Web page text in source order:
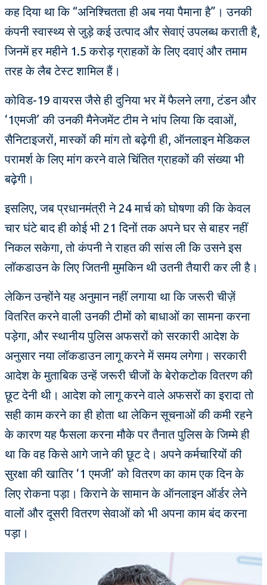
कह दिया था कि “अनिश्चितता ही अब नया पैमाना है”। उनकी
कंपनी स्वास्थ्य से जुड़े कई उत्पाद और सेवाएं उपलब्ध कराती है,
जिनमें हर महीने 1.5 करोड़ ग्राहकों के लिए दवाएं और तमाम
तरह के लैब टेस्ट शामिल हैं।
कोविड-19 वायरस जैसे ही दुनिया भर में फैलने लगा, टंडन और
‘1एमजी’ की उनकी मैनेजमेंट टीम ने भांप लिया कि दवाओं,
सैनिटाइजरों, मास्कों की मांग तो बढ़ेगी ही, ऑनलाइन मेडिकल
परामर्श के लिए मांग करने वाले चिंतित ग्राहकों की संख्या भी
बढ़ेगी।
इसलिए, जब प्रधानमंत्री ने 24 मार्च को घोषणा की कि केवल
चार घंटे बाद ही कोई भी 21 दिनों तक अपने घर से बाहर नहीं
निकल सकेगा, तो कंपनी ने राहत की सांस ली कि उसने इस
लॉकडाउन के लिए जितनी मुमकिन थी उतनी तैयारी कर ली है।
लेकिन उन्होंने यह अनुमान नहीं लगाया था कि जरूरी चीज़ें
वितरित करने वाली उनकी टीमों को बाधाओं का सामना करना
पड़ेगा, और स्थानीय पुलिस अफसरों को सरकारी आदेश के
अनुसार नया लॉकडाउन लागू करने में समय लगेगा। सरकारी
आदेश के मुताबिक उन्हें जरूरी चीजों के बेरोकटोक वितरण की
छूट देनी थी। आदेश को लागू करने वाले अफसरों का इरादा तो
सही काम करने का ही होता था लेकिन सूचनाओं की कमी रहने
के कारण यह फैसला करना मौके पर तैनात पुलिस के जिम्मे ही
था कि वह किसे आगे जाने की छूट दे। अपने कर्मचारियों की
सुरक्षा की खातिर ‘1 एमजी’ को वितरण का काम एक दिन के
लिए रोकना पड़ा। किराने के सामान के ऑनलाइन ऑर्डर लेने
वालों और दूसरी वितरण सेवाओं को भी अपना काम बंद करना
पड़ा।